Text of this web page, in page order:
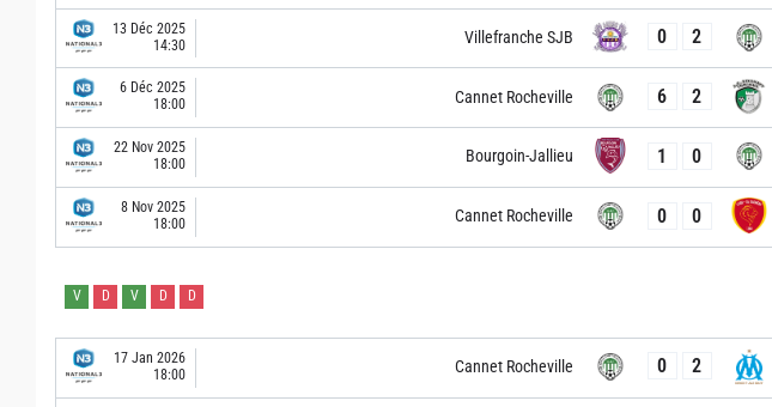
13 Déc 2025
14:30
Villefranche SJB 0 2
6 Déc 2025
18:00
Cannet Rocheville 6 2
22 Nov 2025
18:00
Bourgoin-Jallieu 1 0
8 Nov 2025
18:00
Cannet Rocheville 0 0
V D V D D
17 Jan 2026
18:00
Cannet Rocheville 0 2